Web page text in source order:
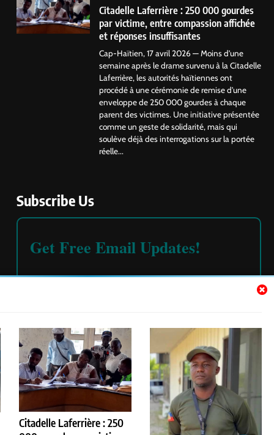
Citadelle Laferrière : 250
Citadelle Laferrière : 250 000 gourdes
par victime, entre compassion affichée
et réponses insuffisantes
Cap-Haïtien, 17 avril 2026 — Moins d’une
semaine après le drame survenu à la Citadelle
Laferrière, les autorités haïtiennes ont
procédé à une cérémonie de remise d’une
enveloppe de 250 000 gourdes à chaque
parent des victimes. Une initiative présentée
comme un geste de solidarité, mais qui
soulève déjà des interrogations sur la portée
réelle...
Subscribe Us
Get Free Email Updates!
Please read ourterms and conditions